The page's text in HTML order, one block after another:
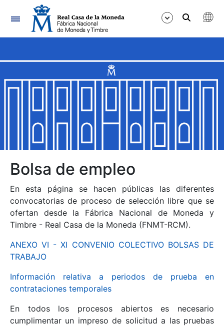
Navegación
Mostrar/Ocultar
Mostrar/Ocultar
Mostrar/Ocultar
Mostrar/Ocultar
Mostrar/Ocultar
Bolsa de empleo
En esta página se hacen públicas las diferentes
convocatorias de proceso de selección libre que se
ofertan desde la Fábrica Nacional de Moneda y
Timbre - Real Casa de la Moneda (FNMT-RCM).
ANEXO VI - XI CONVENIO COLECTIVO BOLSAS DE
TRABAJO
Información relativa a periodos de prueba en
contrataciones temporales
En todos los procesos abiertos es necesario
cumplimentar un impreso de solicitud a las pruebas